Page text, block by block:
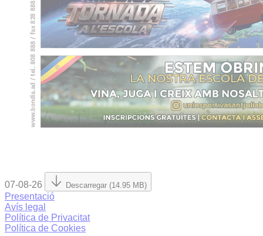
07-08-26 Descarregar (14.95 MB)
Presentació
Avís legal
Política de Privacitat
Política de Cookies